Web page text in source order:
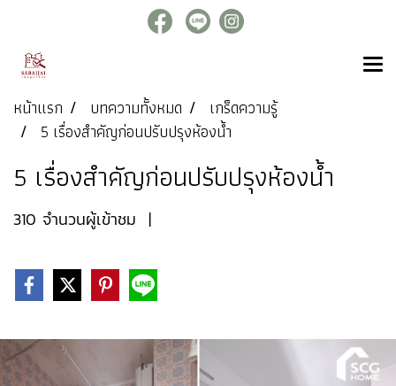
หน้าแรก บทความทั้งหมด
เกร็ดความรู้
5 เรื่องสำคัญก่อนปรับปรุงห้องน้ำ
5 เรื่องสำคัญก่อนปรับปรุงห้องน้ำ
310 จำนวนผู้เข้าชม |